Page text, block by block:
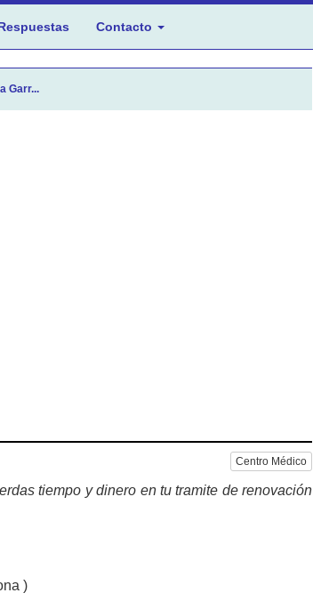
Contacto
Garr...
Centro Médico
tiempo y dinero en tu tramite de renovación
)